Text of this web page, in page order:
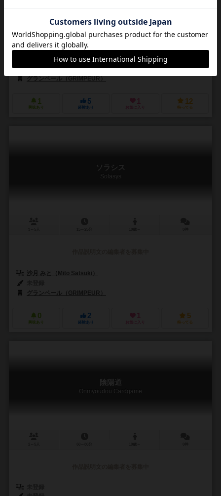
作品説明文の編集者を募集中
山上 新介（Shinsuke Yamagami）
相沢 美良（Mira Aizawa）
グランペール（GRIMPEUR）
1
興味あり
5
経験あり
1
お気に入り
12
持ってる
ソラシス
Solasys
沙月 みと（Mito Satsuki）
グランペール（GRIMPEUR）
0
興味あり
2
経験あり
1
お気に入り
5
持ってる
陰陽道
Onmyoudou Cardgame